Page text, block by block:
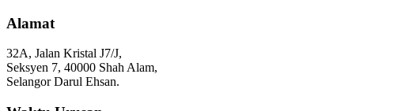
Alamat
32A, Jalan Kristal J7/J,
Seksyen 7, 40000 Shah Alam,
Selangor Darul Ehsan.